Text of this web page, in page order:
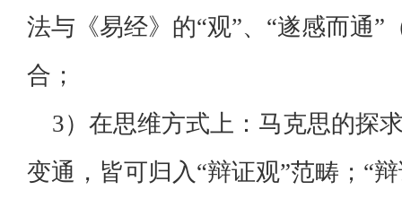
法与《易经》的“观”、“遂感而通
合；
3）在思维方式上：马克思的探
变通，皆可归入“辩证观”范畴；“